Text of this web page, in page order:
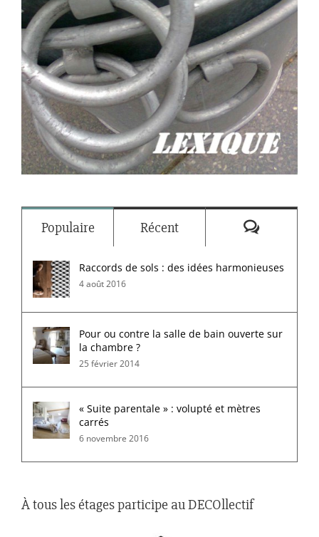
Populaire Récent
Raccords de sols : des idées harmonieuses
4 août 2016
Pour ou contre la salle de bain ouverte sur
la chambre ?
25 février 2014
« Suite parentale » : volupté et mètres
carrés
6 novembre 2016
À tous les étages participe au DECOllectif